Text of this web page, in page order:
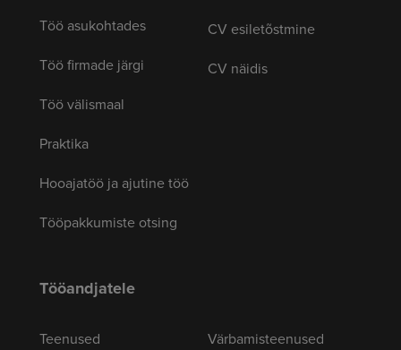
Töö asukohtades
Töö firmade järgi
Töö välismaal
Praktika
Hooajatöö ja ajutine töö
Tööpakkumiste otsing
CV esiletõstmine
CV näidis
Tööandjatele
Teenused
Värbamisteenused